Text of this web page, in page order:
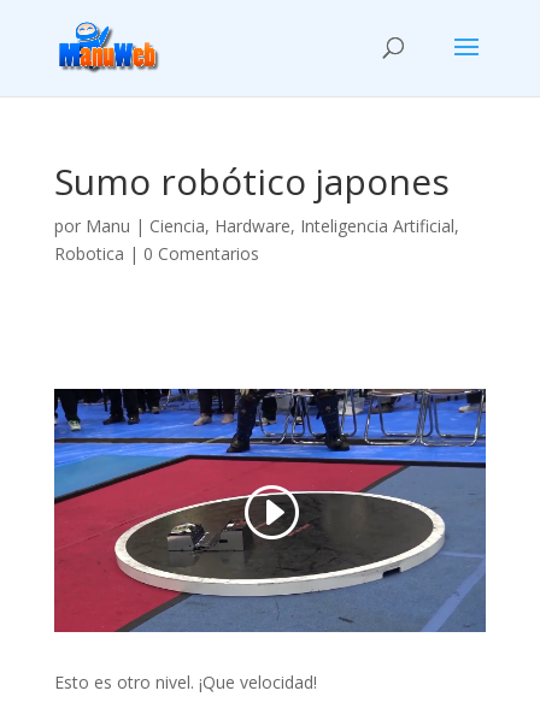
Sumo robótico japones
por Manu | Ciencia, Hardware, Inteligencia Artificial,
Robotica | 0 Comentarios
Esto es otro nivel. ¡Que velocidad!